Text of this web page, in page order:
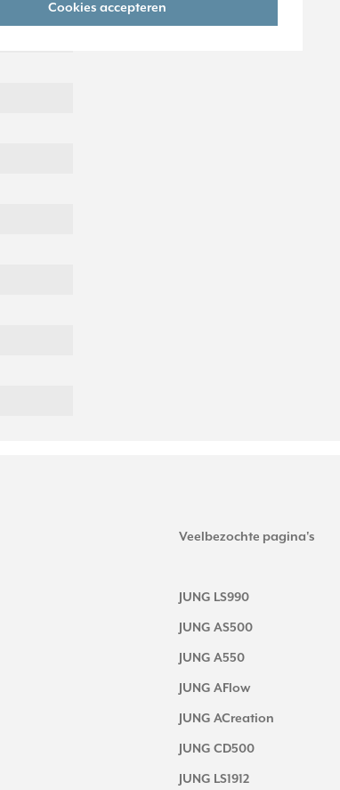
Cookies accepteren
Veelbezochte pagina's
JUNG LS990
JUNG AS500
JUNG A550
JUNG AFlow
JUNG ACreation
JUNG CD500
JUNG LS1912